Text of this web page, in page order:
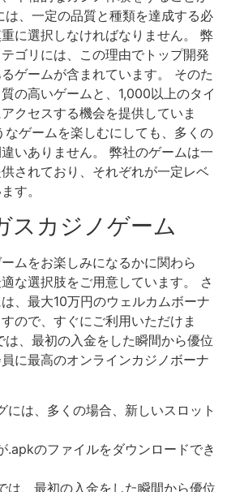
は、一定の品質と種類を達成する必
に選択しなければなりません。 弊
ゴリには、この理由でトップ開発
ゲームが含まれています。 そのた
の高いゲームと、1,000以上のタイ
クセスする機会を提供していま
ゲームを楽しむにしても、多くの
いありません。 弊社のゲームは一
されており、それぞれが一定レベ
す。
スカジノゲーム
ムをお楽しみになるかに関わら
な選択肢をご用意しています。 さ
、最大10万円のウェルカムボーナ
ので、すぐにご利用いただけま
、最初の入金をした瞬間から優位
に最高のオンラインカジノボーナ
には、多くの場合、新しいスロット
.apkのファイルをダウンロードでき
は、最初の入金をした瞬間から優位